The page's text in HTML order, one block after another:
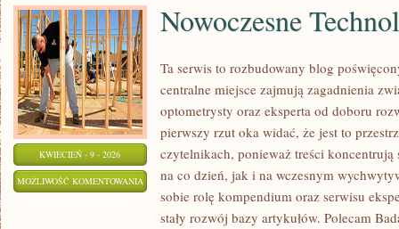
KWIECIEŃ - 9 - 2026
MOŻLIWOŚĆ KOMENTOWANIA NOWOCZESNE
TECHNOLOGIE
Nowoczesne
Ta serwis to rozbudowany blog
centralne miejsce zajmują zagadnienia
optometrysty oraz eksperta od doboru
pierwszy rzut oka widać, że jest to
czytelnikach, ponieważ treści
na co dzień, jak i na wczesnym
sobie rolę kompendium oraz serwisu
stały rozwój bazy artykułów. Polecam